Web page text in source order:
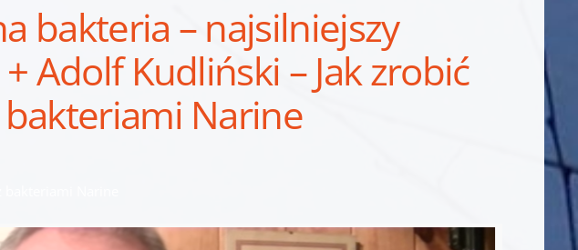
bakteria – najsilniejszy
Adolf Kudliński – Jak zrobić
Narine